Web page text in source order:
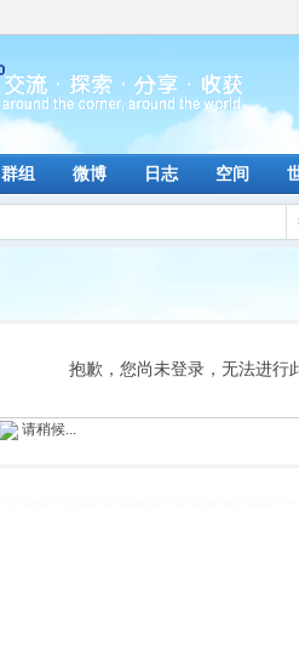
群组 微博 日志 空间
抱歉，您尚未登录，无法进行
请稍候...